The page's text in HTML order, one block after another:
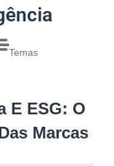
Temas
E ESG: O
Marcas